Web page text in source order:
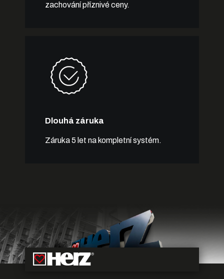
zachování příznivé ceny.
Dlouhá záruka
Záruka 5 let na kompletní systém.